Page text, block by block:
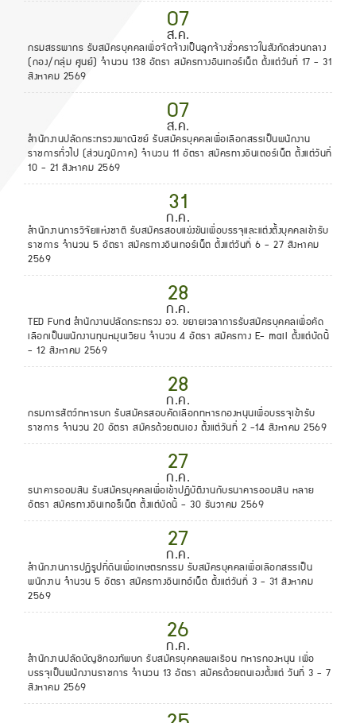
07
ส.ค.
กรมสรรพากร รับสมัครบุคคลเพื่อจัดจ้างเป็นลูกจ้างชั่วคราวในสังกัดส่วนกลาง
(กอง/กลุ่ม ศูนย์) จำนวน 138 อัตรา สมัครทางอินเทอร์เน็ต ตั้งแต่วันที่ 17 - 31
สิงหาคม 2569
07
ส.ค.
สำนักงานปลัดกระทรวงพาณิชย์ รับสมัครบุคคลเพื่อเลือกสรรเป็นพนักงาน
ราชการทั่วไป (ส่วนภูมิภาค) จำนวน 11 อัตรา สมัครทางอินเตอร์เน็ต ตั้งแต่วันที่
10 - 21 สิงหาคม 2569
31
ก.ค.
สำนักงานการวิจัยแห่งชาติ รับสมัครสอบแข่งขันเพื่อบรรจุและแต่งตั้งบุคคลเข้ารับ
ราชการ จำนวน 5 อัตรา สมัครทางอินเทอร์เน็ต ตั้งแต่วันที่ 6 - 27 สิงหาคม
2569
28
ก.ค.
TED Fund สำนักงานปลัดกระทรวง อว. ขยายเวลาการรับสมัครบุคคลเพื่อคัด
เลือกเป็นพนักงานทุนหมุนเวียน จำนวน 4 อัตรา สมัครทาง E- mail ตั้งแต่บัดนี้
- 12 สิงหาคม 2569
28
ก.ค.
กรมการสัตว์ทหารบก รับสมัครสอบคัดเลือกทหารกองหนุนเพื่อบรรจุเข้ารับ
ราชการ จำนวน 20 อัตรา สมัครด้วยตนเอง ตั้งแต่วันที่ 2 -14 สิงหาคม 2569
27
ก.ค.
ธนาคารออมสิน รับสมัครบุคคลเพื่อเข้าปฏิบัติงานกับธนาคารออมสิน หลาย
อัตรา สมัครทางอินเทอร็เน็ต ตั้งแต่บัดนี้ - 30 ธันวาคม 2569
27
ก.ค.
สำนักงานการปฏิรูปที่ดินเพื่อเกษตรกรรม รับสมัครบุคคลเพื่อเลือกสรรเป็น
พนักงาน จำนวน 5 อัตรา สมัครทางอินเทอ์เน็ต ตั้งแต่วันที่ 3 - 31 สิงหาคม
2569
26
ก.ค.
สำนักงานปลัดบัญชีกองทัพบก รับสมัครบุคคลพลเรือน ทหารกองหนุน เพื่อ
บรรจุเป็นพนักงานราชการ จำนวน 13 อัตรา สมัครด้วยตนเองตั้งแต่ วันที่ 3 - 7
สิงหาคม 2569